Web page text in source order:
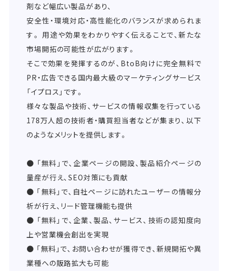
剤など幅広い製品があり、
安全性・環境対応・高性能化のバランスが求められま
す。 用途や効果をわかりやすく伝えることで、新たな
市場開拓の可能性が広がります。
そこで効果を発揮するのが、BtoB向けに完全無料で
PR・広告できる国内最大級のマーケティングサービス
「イプロス」です。
様々な製品や技術、サービスの情報収集を行っている
178万人超の技術者・購買担当者などが集まり、以下
のようなメリットを提供します。
● 「無料」で、企業ページの開設、製品紹介ページの
量産が行え、SEO対策にも貢献
● 「無料」で、自社ページに訪れたユーザーの情報分
析が行え、リード管理機能も提供
● 「無料」で、企業、製品、サービス、技術の認知度向
上や営業機会創出を実現
● 「無料」で、お問い合わせが獲得でき、新規開拓や異
業種への販路拡大も可能